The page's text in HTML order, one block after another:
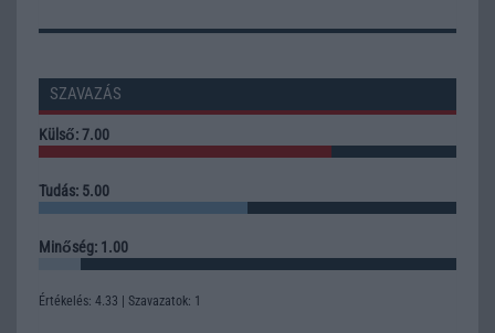
SZAVAZÁS
Külső: 7.00
Tudás: 5.00
Minőség: 1.00
Értékelés: 4.33 | Szavazatok: 1